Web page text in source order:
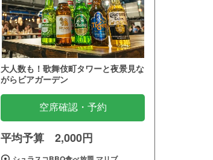
大人数も！歌舞伎町タワーと夜景見な
がらビアガーデン
空席確認・予約
平均予算 2,000円